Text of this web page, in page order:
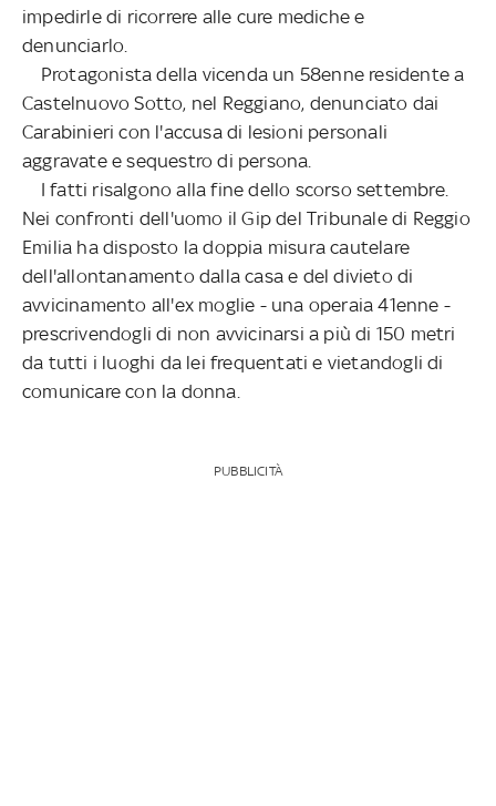
impedirle di ricorrere alle cure mediche e
denunciarlo.
Protagonista della vicenda un 58enne residente a
Castelnuovo Sotto, nel Reggiano, denunciato dai
Carabinieri con l'accusa di lesioni personali
aggravate e sequestro di persona.
I fatti risalgono alla fine dello scorso settembre.
Nei confronti dell'uomo il Gip del Tribunale di Reggio
Emilia ha disposto la doppia misura cautelare
dell'allontanamento dalla casa e del divieto di
avvicinamento all'ex moglie - una operaia 41enne -
prescrivendogli di non avvicinarsi a più di 150 metri
da tutti i luoghi da lei frequentati e vietandogli di
comunicare con la donna.
PUBBLICITÀ